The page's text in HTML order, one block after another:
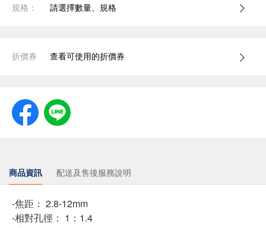
規格： 請選擇數量、規格
折價券 查看可使用的折價券
商品資訊 配送及售後服務說明
-焦距： 2.8-12mm
-相對孔徑： 1：1.4